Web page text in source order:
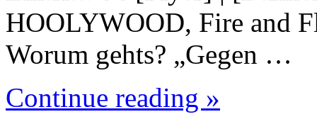
HOOLYWOOD, Fire and
Worum gehts? „Gegen …
Continue reading »